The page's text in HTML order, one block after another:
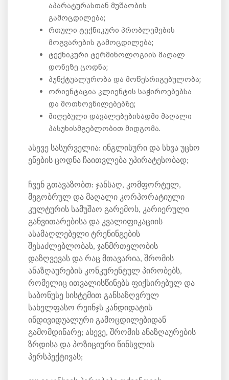
აპარატურასთან მუშაობის
გამოცდილება;
რთული ტექნიკური პრობლემების
მოგვარების გამოცდილება;
ტექნიკური ტერმინოლოგიის მაღალ
დონეზე ცოდნა;
პუნქტუალურობა და მოწესრიგებულობა;
ორიენტაცია კლიენტის საჭიროებებსა
და მოთხოვნილებებზე;
მიღებული დავალებებისადმი მაღალი
პასუხისმგებლობით მიდგომა.
ასევე სასურველია: ინგლისური და სხვა უცხო
ენების ცოდნა ჩაითვლება უპირატესობად;
ჩვენ გთავაზობთ: ჯანსაღ, კომფორტულ,
მეგობრულ და მაღალი კორპორატიული
კულტურის სამუშაო გარემოს, კარიერული
განვითარებისა და კვალიფიკაციის
ასამაღლებელი ტრენინგების
შესაძლებლობას, ჯანმრთელობის
დაზღვევას და რაც მთავარია, შრომის
ანაზღაურების კონკურენტულ პირობებს,
რომელიც ითვალისწინებს ფიქსირებულ და
საბონუსე სისტემით განსაზღვრულ
სახელფასო რეინჯს კანდიდატის
ინდივიდუალური გამოცდილებიდან
გამომდინარე; ასევე, შრომის ანაზღაურების
ზრდისა და პოზიციური წინსვლის
პერსპექტივას;